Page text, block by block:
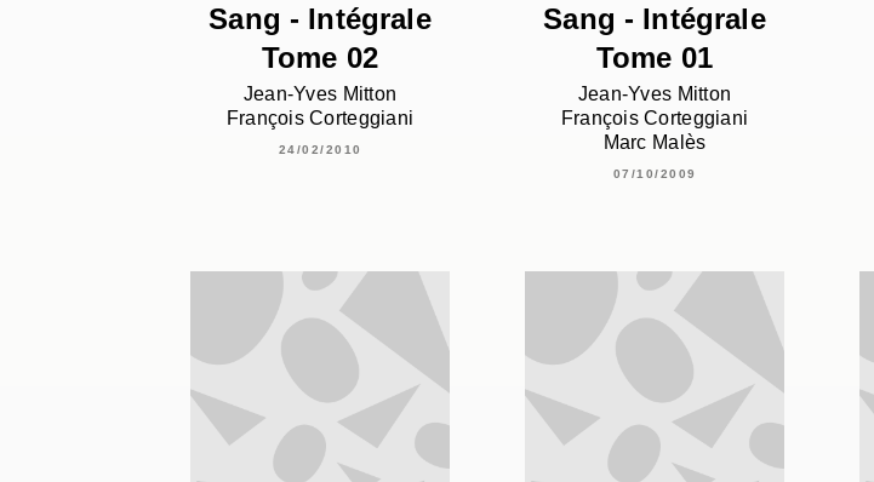
Sang - Intégrale
Tome 02
Jean-Yves Mitton
François Corteggiani
24/02/2010
Sang - Intégrale
Tome 01
Jean-Yves Mitton
François Corteggiani
Marc Malès
07/10/2009